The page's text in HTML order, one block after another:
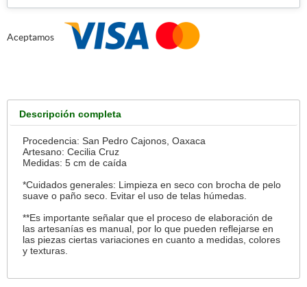
Aceptamos
Descripción completa
Procedencia: San Pedro Cajonos, Oaxaca
Artesano: Cecilia Cruz
Medidas: 5 cm de caída
*Cuidados generales: Limpieza en seco con brocha de pelo
suave o paño seco. Evitar el uso de telas húmedas.
**Es importante señalar que el proceso de elaboración de
las artesanías es manual, por lo que pueden reflejarse en
las piezas ciertas variaciones en cuanto a medidas, colores
y texturas.